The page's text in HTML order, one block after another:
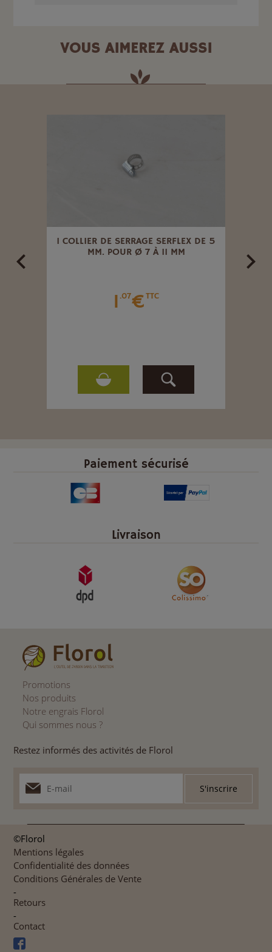
VOUS AIMEREZ AUSSI
1 COLLIER DE SERRAGE SERFLEX DE 5
MM. POUR Ø 7 À 11 MM
1 .07€TTC
Paiement sécurisé
Livraison
Promotions
Nos produits
Notre engrais Florol
Qui sommes nous ?
Restez informés des activités de Florol
©Florol
Mentions légales
Confidentialité des données
Conditions Générales de Vente
-
Retours
-
Contact